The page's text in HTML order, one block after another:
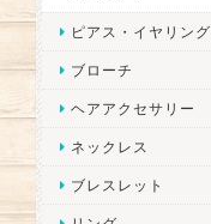
ピアス・イヤリング
ブローチ
ヘアアクセサリー
ネックレス
ブレスレット